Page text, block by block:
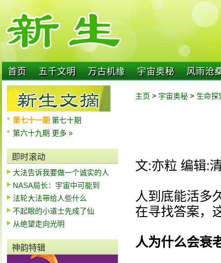
首页 五千文明 万古机缘 宇宙奥秘 风雨沧
第七十一期 第七十期
第六十九期 更多 »
即时滚动
大法告诉我要做一个诚实的人
NASA局长：宇宙中可能到
法轮大法带给人些什么
不起眼的小道士先成了仙
从绝望走向光明
神韵特辑
主页 > 宇宙奥秘 > 生命探
文:亦粒 编辑:
人到底能活多
在寻找答案，
人为什么会衰